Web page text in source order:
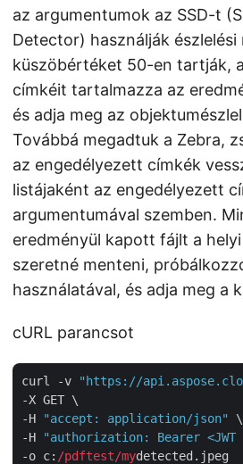
az argumentumok az SSD-t
Detector) használják észlelési
küszöbértéket 50-en tartják,
címkéit tartalmazza az
és adja meg az
Továbbá megadtuk a Zebra,
az engedélyezett címkék
listájaként az engedélyezett
argumentumával szemben.
eredményül kapott fájlt a
szeretné menteni,
használatával, és adja meg a
cURL parancsot
curl -v
"https://
-X GET \
-H
"accept: application/json"
\
-H
"authorization: Bearer <JWT
-o c: /pdftest/my